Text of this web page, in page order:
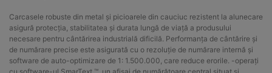
Carcasele robuste din metal și picioarele din cauciuc rezistent la alunecare
asigură protecția, stabilitatea și durata lungă de viață a produsului
necesare pentru cântărirea industrială dificilă. Performanța de cântărire și
de numărare precise este asigurată cu o rezoluție de numărare internă și
software de auto-optimizare de 1: 1.500.000, care reduce erorile. -operați